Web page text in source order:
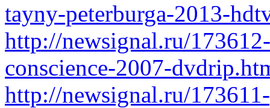
tayny-peterburga-2013-
http://newsignal.ru/
conscience-2007-
http://newsignal.ru/